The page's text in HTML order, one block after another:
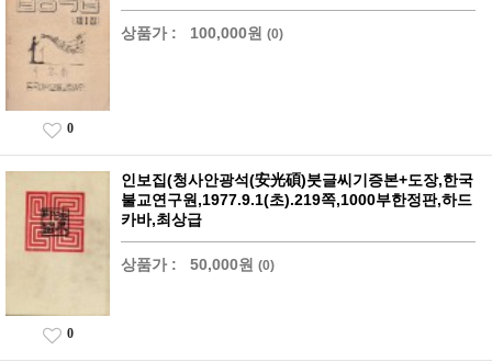
상품가 : 100,000원 (0)
0
인보집(청사안광석(安光碩)붓글씨기증본+도장,한국
불교연구원,1977.9.1(초).219쪽,1000부한정판,하드
카바,최상급
상품가 : 50,000원 (0)
0